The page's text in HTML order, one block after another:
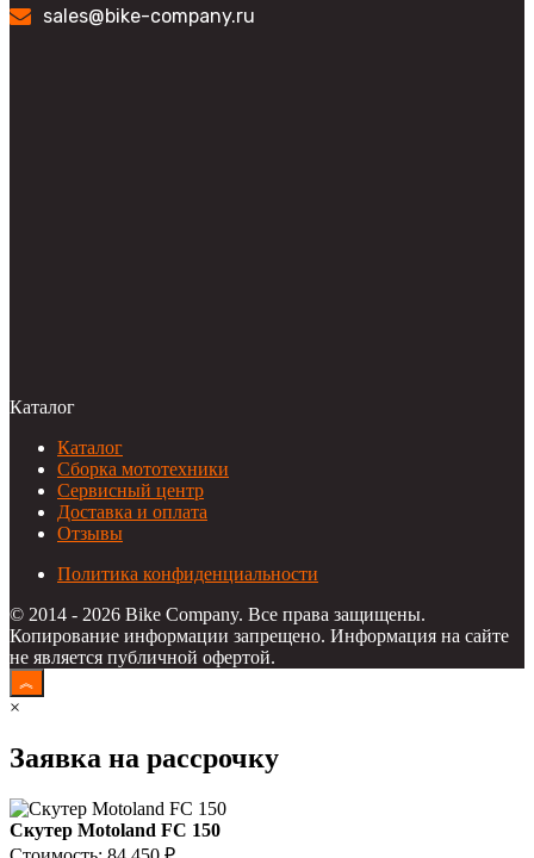
sales@bike-company.ru
Каталог
Каталог
Сборка мототехники
Сервисный центр
Доставка и оплата
Отзывы
Политика конфиденциальности
© 2014 - 2026 Bike Company. Все права защищены.
Копирование информации запрещено. Информация на сайте
не является публичной офертой.
×
Заявка на рассрочку
Скутер Motoland FC 150